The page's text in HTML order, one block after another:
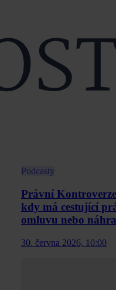
Podcasty
Právní
kdy má cestující
omluvu nebo
30. června 2026, 10:00